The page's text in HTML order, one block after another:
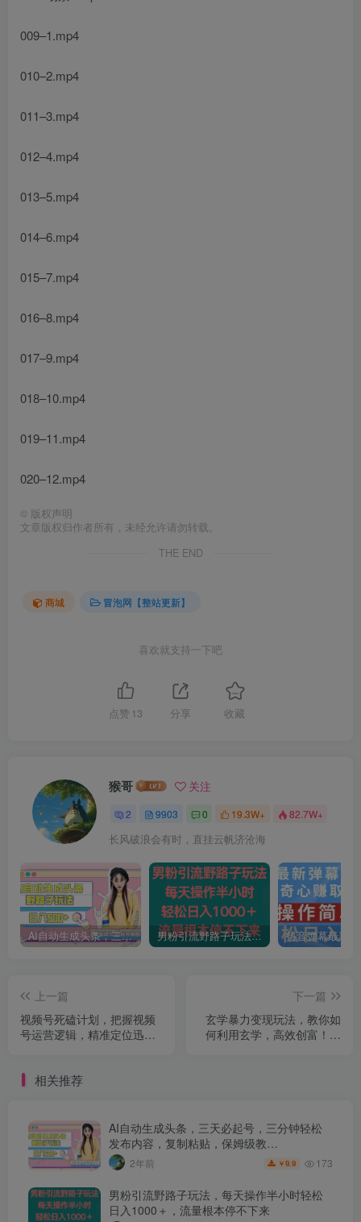
009–1.mp4
010–2.mp4
011–3.mp4
012–4.mp4
013–5.mp4
014–6.mp4
015–7.mp4
016–8.mp4
017–9.mp4
018–10.mp4
019–11.mp4
020–12.mp4
© 版权声明
文章版权归作者所有，未经允许请勿转载。
THE END
商城 冒泡网【整站更新】
喜欢就支持一下吧
点赞 13 分享 收藏
猴哥 关注
2 9903 0 19.3W+ 82.7W+
长风破浪会有时，直挂云帆济沧海
AI自动生成头条，三天必起号，三分钟轻松发布内容，复制粘贴，保姆级教… 男粉引流野路子玩法，每天操作半小时轻松日入1000＋，流量根本停不下来
上一篇
视频号死磕计划，把握视频
号运营逻辑，精准定位迅速
下一篇
玄学暴力变现玩法，教你如
何利用玄学，高效创富！日
相关推荐
AI自动生成头条，三天必起号，三分钟轻松
发布内容，复制粘贴，保姆级教…
2年前 ￥9.9 173
男粉引流野路子玩法，每天操作半小时轻松
日入1000＋，流量根本停不下来